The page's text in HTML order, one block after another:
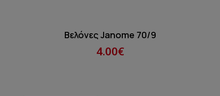
Βελόνες Janome 70/9
4.00€